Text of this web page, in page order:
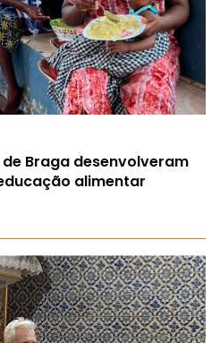
Braga desenvolveram
alimentar